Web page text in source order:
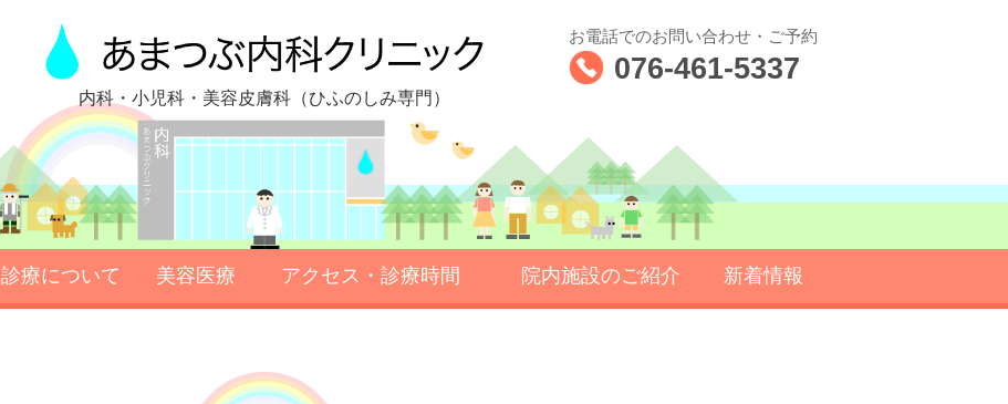
内科・小児科・美容皮膚科（ひふのしみ専門）
お電話でのお問い合わせ・ご予約
076-461-5337
診療について 美容医療 アクセス・診療時間 院内施設のご紹介 新着情報